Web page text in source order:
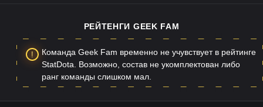
РЕЙТЕНГИ GEEK FAM
Команда Geek Fam временно не учувствует в рейтинге
StatDota. Возможно, состав не укомплектован либо
ранг команды слишком мал.